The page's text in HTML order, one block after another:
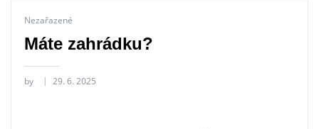
Nezařazené
Máte zahrádku?
by 29. 6. 2025